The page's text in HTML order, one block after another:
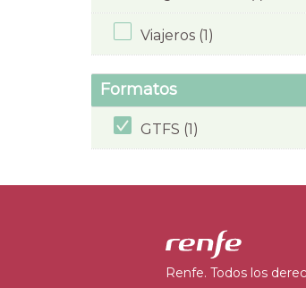
Viajeros (1)
Formatos
GTFS (1)
Renfe. Todos los